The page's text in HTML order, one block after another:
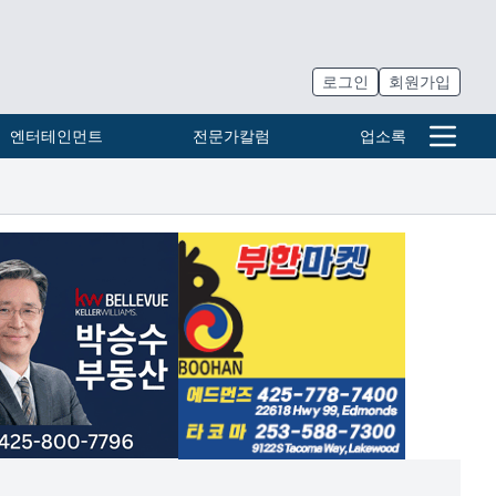
로그인 회원가입
엔터테인먼트 전문가칼럼 업소록